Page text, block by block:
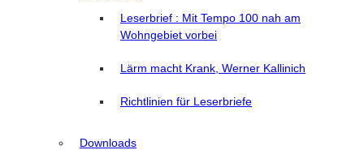
Leserbrief : Mit Tempo 100 nah am
Wohngebiet vorbei
Lärm macht Krank, Werner Kallinich
Richtlinien für Leserbriefe
Downloads